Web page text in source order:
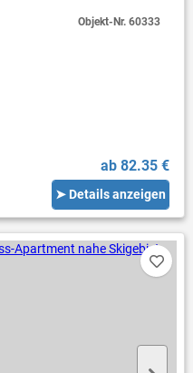
ab 82.35 €
➤ Details anzeigen
Objekt-Nr.60333